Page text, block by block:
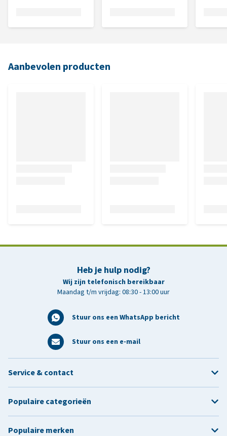
Aanbevolen producten
Heb je hulp nodig?
Wij zijn telefonisch bereikbaar
Maandag t/m vrijdag: 08:30 - 13:00 uur
Stuur ons een WhatsApp bericht
Stuur ons een e-mail
Service & contact
Populaire categorieën
Populaire merken